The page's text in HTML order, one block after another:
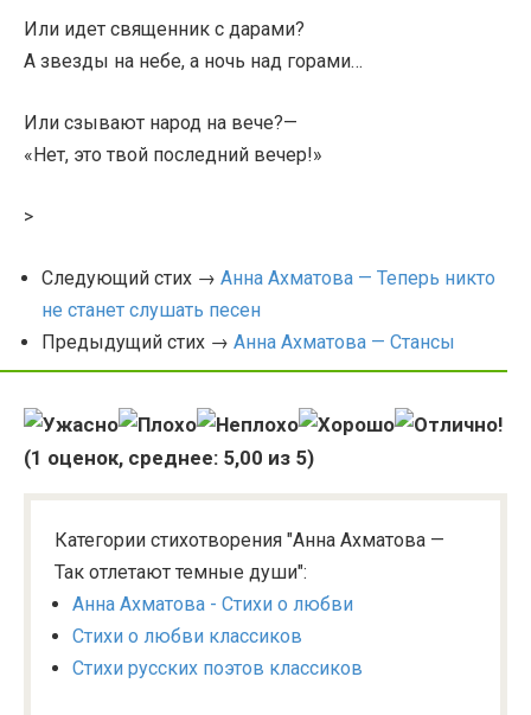
Или идет священник с дарами?
А звезды на небе, а ночь над горами…
Или сзывают народ на вече?—
«Нет, это твой последний вечер!»
>
Следующий стих → Анна Ахматова — Теперь никто
не станет слушать песен
Предыдущий стих → Анна Ахматова — Стансы
(1 оценок, среднее: 5,00 из 5)
Категории стихотворения "Анна Ахматова —
Так отлетают темные души":
Анна Ахматова - Стихи о любви
Стихи о любви классиков
Стихи русских поэтов классиков